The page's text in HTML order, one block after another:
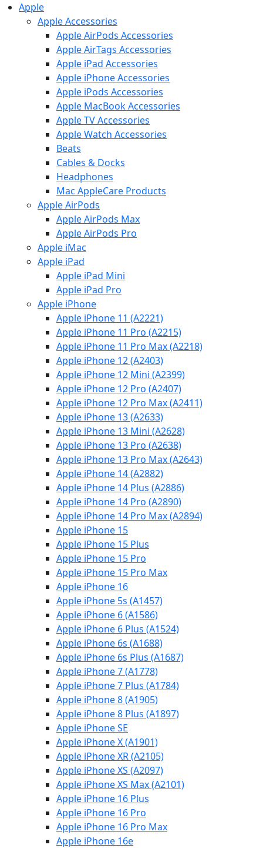
Apple
Apple Accessories
Apple AirPods Accessories
Apple AirTags Accessories
Apple iPad Accessories
Apple iPhone Accessories
Apple iPods Accessories
Apple MacBook Accessories
Apple TV Accessories
Apple Watch Accessories
Beats
Cables & Docks
Headphones
Mac AppleCare Products
Apple AirPods
Apple AirPods Max
Apple AirPods Pro
Apple iMac
Apple iPad
Apple iPad Mini
Apple iPad Pro
Apple iPhone
Apple iPhone 11 (A2221)
Apple iPhone 11 Pro (A2215)
Apple iPhone 11 Pro Max (A2218)
Apple iPhone 12 (A2403)
Apple iPhone 12 Mini (A2399)
Apple iPhone 12 Pro (A2407)
Apple iPhone 12 Pro Max (A2411)
Apple iPhone 13 (A2633)
Apple iPhone 13 Mini (A2628)
Apple iPhone 13 Pro (A2638)
Apple iPhone 13 Pro Max (A2643)
Apple iPhone 14 (A2882)
Apple iPhone 14 Plus (A2886)
Apple iPhone 14 Pro (A2890)
Apple iPhone 14 Pro Max (A2894)
Apple iPhone 15
Apple iPhone 15 Plus
Apple iPhone 15 Pro
Apple iPhone 15 Pro Max
Apple iPhone 16
Apple iPhone 5s (A1457)
Apple iPhone 6 (A1586)
Apple iPhone 6 Plus (A1524)
Apple iPhone 6s (A1688)
Apple iPhone 6s Plus (A1687)
Apple iPhone 7 (A1778)
Apple iPhone 7 Plus (A1784)
Apple iPhone 8 (A1905)
Apple iPhone 8 Plus (A1897)
Apple iPhone SE
Apple iPhone X (A1901)
Apple iPhone XR (A2105)
Apple iPhone XS (A2097)
Apple iPhone XS Max (A2101)
Apple iPhone 16 Plus
Apple iPhone 16 Pro
Apple iPhone 16 Pro Max
Apple iPhone 16e